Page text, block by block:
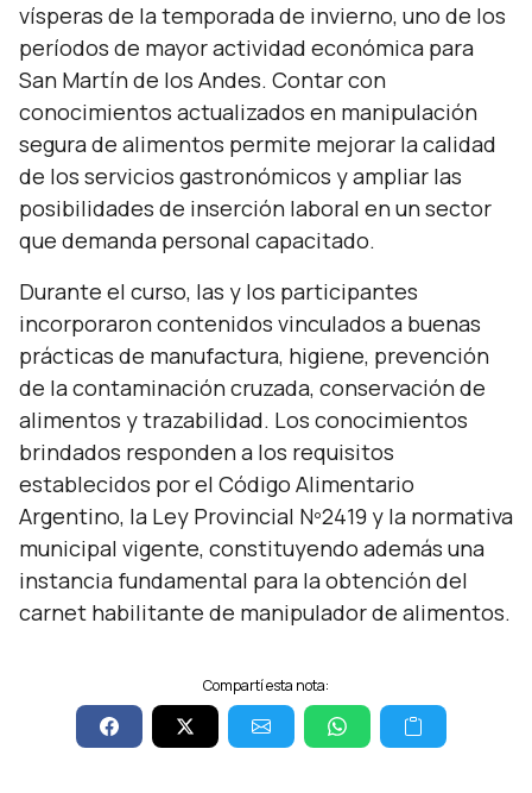
vísperas de la temporada de invierno, uno de los
períodos de mayor actividad económica para
San Martín de los Andes. Contar con
conocimientos actualizados en manipulación
segura de alimentos permite mejorar la calidad
de los servicios gastronómicos y ampliar las
posibilidades de inserción laboral en un sector
que demanda personal capacitado.
Durante el curso, las y los participantes
incorporaron contenidos vinculados a buenas
prácticas de manufactura, higiene, prevención
de la contaminación cruzada, conservación de
alimentos y trazabilidad. Los conocimientos
brindados responden a los requisitos
establecidos por el Código Alimentario
Argentino, la Ley Provincial Nº2419 y la normativa
municipal vigente, constituyendo además una
instancia fundamental para la obtención del
carnet habilitante de manipulador de alimentos.
Compartí esta nota: